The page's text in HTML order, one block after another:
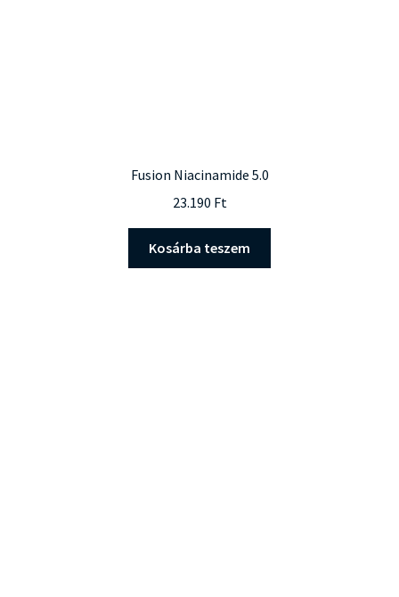
Fusion Niacinamide 5.0
23.190 Ft
Kosárba teszem